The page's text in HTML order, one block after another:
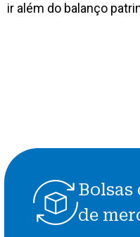
ir além do balanço
Bolsas
de
Bolsas
de
valores
reguladores